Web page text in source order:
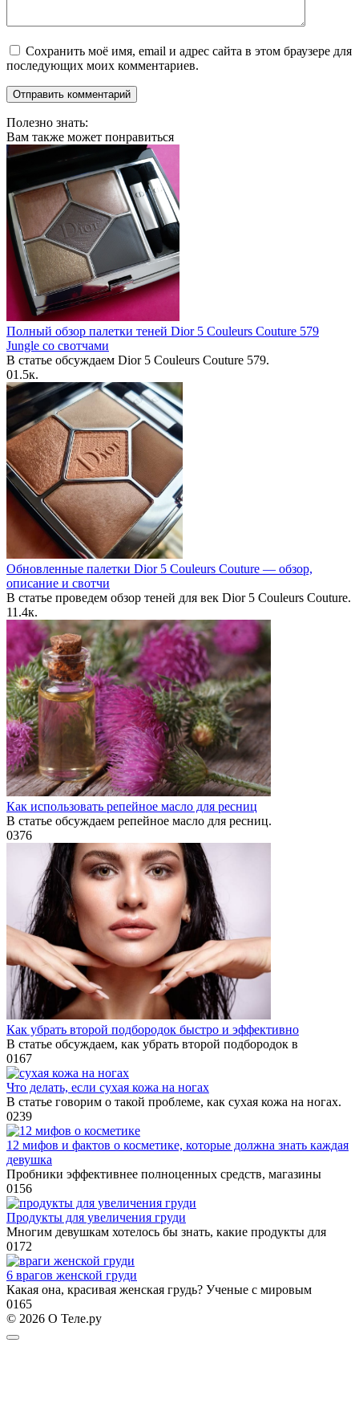
Сохранить моё имя, email и адрес сайта в этом браузере для
последующих моих комментариев.
Полезно знать:
Вам также может понравиться
Полный обзор палетки теней Dior 5 Couleurs Couture 579
Jungle со свотчами
В статье обсуждаем Dior 5 Couleurs Couture 579.
01.5к.
Обновленные палетки Dior 5 Couleurs Couture — обзор,
описание и свотчи
В статье проведем обзор теней для век Dior 5 Couleurs Couture.
11.4к.
Как использовать репейное масло для ресниц
В статье обсуждаем репейное масло для ресниц.
0376
Как убрать второй подбородок быстро и эффективно
В статье обсуждаем, как убрать второй подбородок в
0167
Что делать, если сухая кожа на ногах
В статье говорим о такой проблеме, как сухая кожа на ногах.
0239
12 мифов и фактов о косметике, которые должна знать каждая
девушка
Пробники эффективнее полноценных средств, магазины
0156
Продукты для увеличения груди
Многим девушкам хотелось бы знать, какие продукты для
0172
6 врагов женской груди
Какая она, красивая женская грудь? Ученые с мировым
0165
© 2026 О Теле.ру